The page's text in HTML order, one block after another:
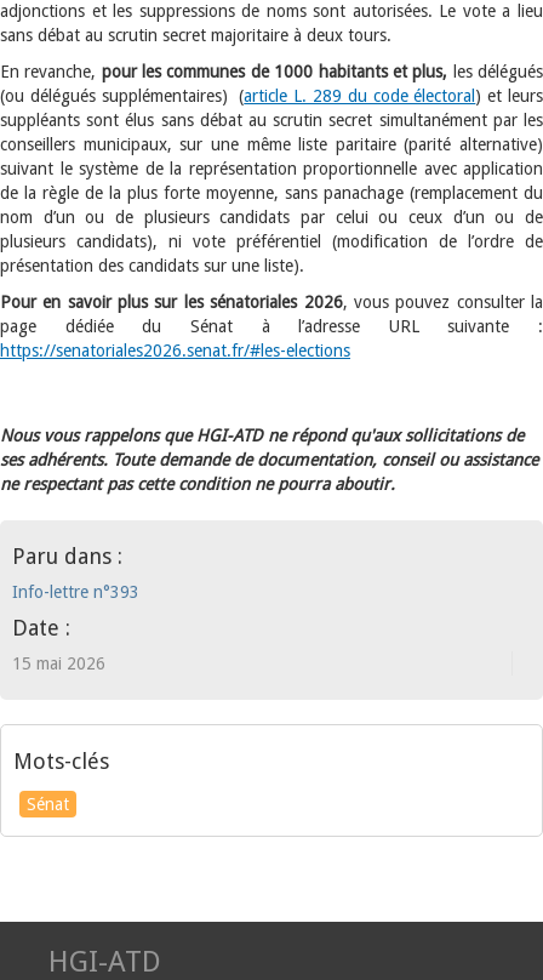
adjonctions et les suppressions de noms sont autorisées. Le vote a lieu
sans débat au scrutin secret majoritaire à deux tours.
En revanche, pour les communes de 1000 habitants et plus, les délégués
(ou délégués supplémentaires) (article L. 289 du code électoral ) et leurs
suppléants sont élus sans débat au scrutin secret simultanément par les
conseillers municipaux, sur une même liste paritaire (parité alternative)
suivant le système de la représentation proportionnelle avec application
de la règle de la plus forte moyenne, sans panachage (remplacement du
nom d’un ou de plusieurs candidats par celui ou ceux d’un ou de
plusieurs candidats), ni vote préférentiel (modification de l’ordre de
présentation des candidats sur une liste).
Pour en savoir plus sur les sénatoriales 2026, vous pouvez consulter la
page dédiée du Sénat à l’adresse URL suivante :
https://senatoriales2026.senat.fr/#les-elections
Nous vous rappelons que HGI-ATD ne répond qu'aux sollicitations de
ses adhérents. Toute demande de documentation, conseil ou assistance
ne respectant pas cette condition ne pourra aboutir.
Paru dans :
Info-lettre n°393
Date :
15 mai 2026
Mots-clés
Sénat
HGI-ATD